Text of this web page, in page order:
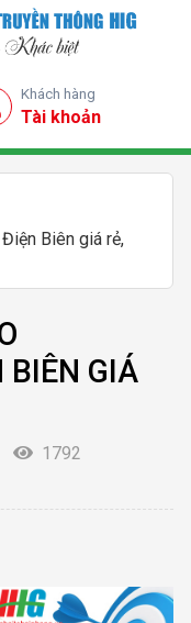
Khách hàng
Tài khoản
Biên giá rẻ,
BIÊN GIÁ
1792